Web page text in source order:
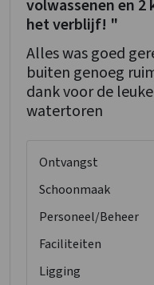
volwassenen en 2
het verblijf! "
Alles was goed
buiten genoeg
dank voor de
watertoren
Ontvangst
Schoonmaak
Personeel/Beheer
Faciliteiten
Ligging